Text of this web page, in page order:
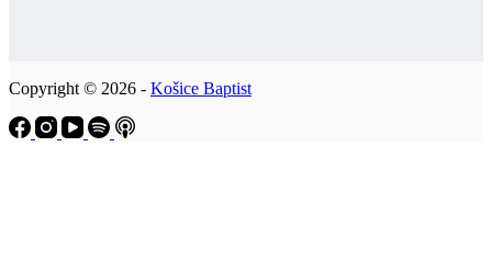
Copyright © 2026 - Košice Baptist